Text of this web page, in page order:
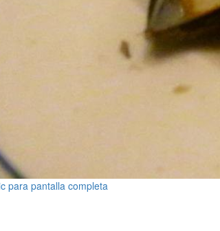
para pantalla completa